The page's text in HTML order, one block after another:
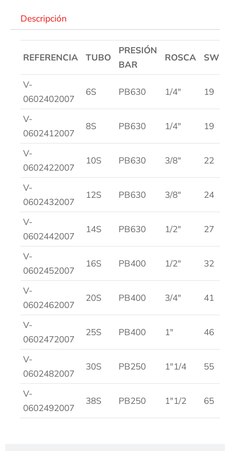
Descripción
REFERENCIA TUBO
PRESIÓN
BAR
ROSCA SW1
V-
0602402007
6S PB630 1/4″ 19
V-
0602412007
8S PB630 1/4″ 19
V-
0602422007
10S PB630 3/8″ 22
V-
0602432007
12S PB630 3/8″ 24
V-
0602442007
14S PB630 1/2″ 27
V-
0602452007
16S PB400 1/2″ 32
V-
0602462007
20S PB400 3/4″ 41
V-
0602472007
25S PB400 1″ 46
V-
0602482007
30S PB250 1″1/4 55
V-
0602492007
38S PB250 1″1/2 65